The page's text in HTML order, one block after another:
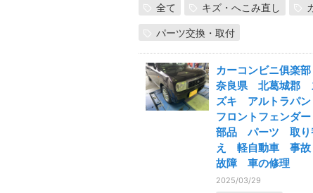
全て キズ・へこみ直し
パーツ交換・取付
カーコンビニ俱楽
奈良県 北葛城郡
ズキ アルトラパ
フロントフェンダ
部品 パーツ 取り
え 軽自動車 事
故障 車の修理
2025/03/29